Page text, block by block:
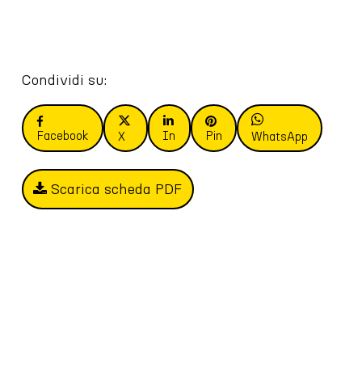
Condividi su:
Facebook X In Pin WhatsApp
Scarica scheda PDF